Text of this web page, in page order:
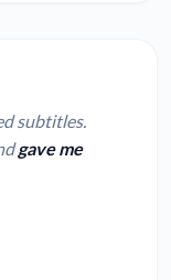
subtitles.
gave me